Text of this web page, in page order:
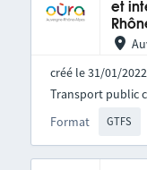
et
créé le 31/01/2022
Format GTFS
Transport public